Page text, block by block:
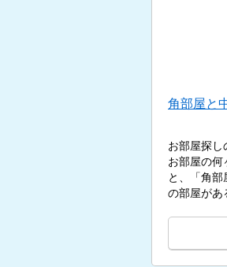
角部屋と
お部屋探し
お部屋の何
と、「角部屋
の部屋があ